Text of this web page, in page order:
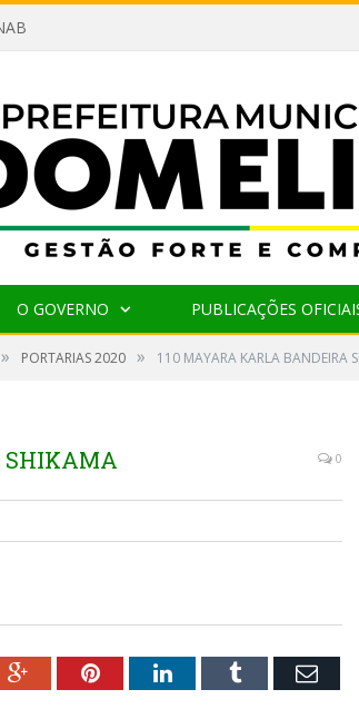
O GOVERNO PUBLICAÇÕES
» PORTARIAS 2020 » 110 MAYARA KARLA BANDEIRA
SHIKAMA 0
Google+PinterestLinkedInTumblr Email